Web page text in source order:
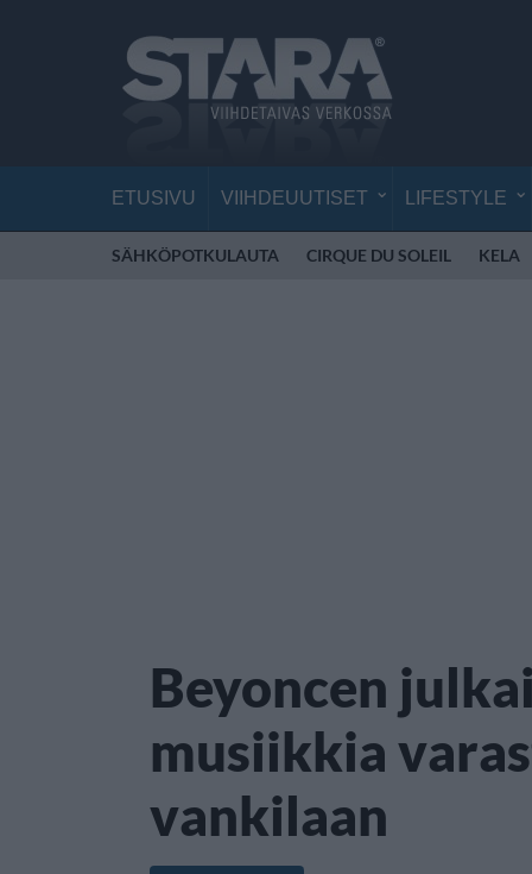
ETUSIVU VIIHDEUUTISET LIFESTYLE
SÄHKÖPOTKULAUTA CIRQUE DU SOLEIL KELA
Beyoncen
musiikkia
vankilaan